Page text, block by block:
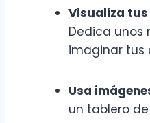
Visualiza
Dedica
imaginar tus
Usa
un tablero